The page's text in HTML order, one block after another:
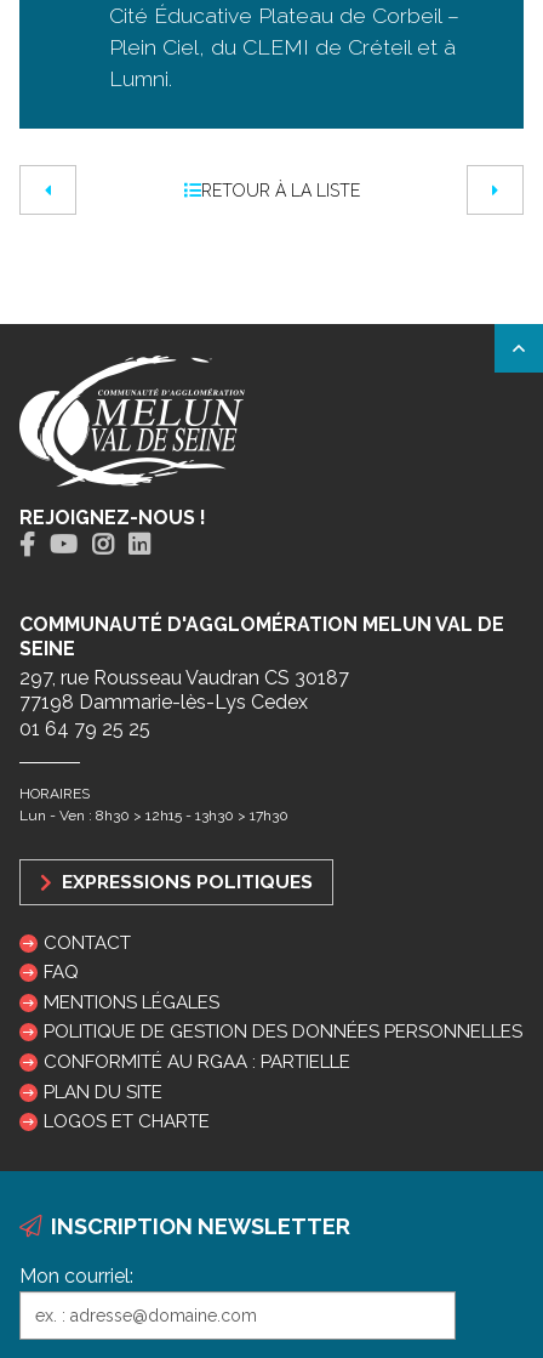
Cité Éducative Plateau de Corbeil –
Plein Ciel, du CLEMI de Créteil et à
Lumni.
RETOUR À LA LISTE
REJOIGNEZ-NOUS !
COMMUNAUTÉ D'AGGLOMÉRATION MELUN VAL DE
SEINE
297, rue Rousseau Vaudran CS 30187
77198 Dammarie-lès-Lys Cedex
01 64 79 25 25
HORAIRES
Lun - Ven : 8h30 > 12h15 - 13h30 > 17h30
EXPRESSIONS POLITIQUES
CONTACT
FAQ
MENTIONS LÉGALES
POLITIQUE DE GESTION DES DONNÉES PERSONNELLES
CONFORMITÉ AU RGAA : PARTIELLE
PLAN DU SITE
LOGOS ET CHARTE
INSCRIPTION NEWSLETTER
Mon courriel: